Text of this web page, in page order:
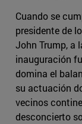
Cuando se
presidente de
John Trump, a
inauguración
domina el
su actuación
vecinos
desconcierto